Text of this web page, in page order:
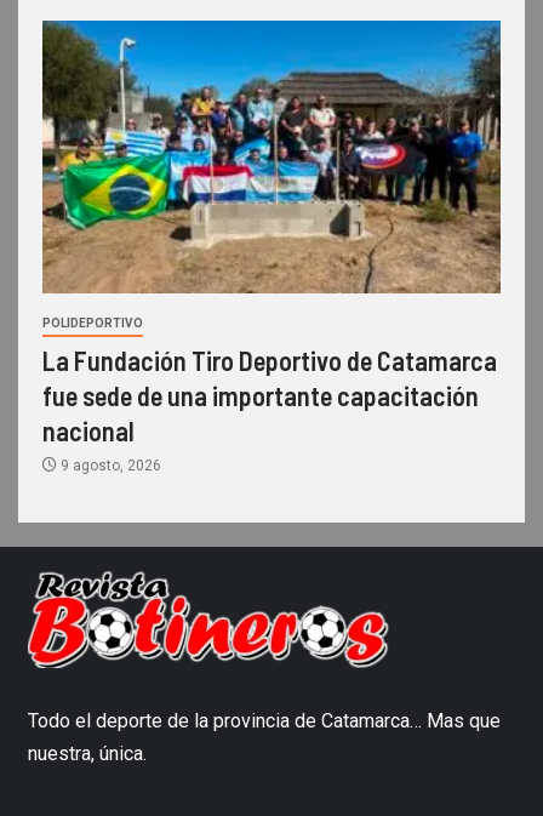
POLIDEPORTIVO
La Fundación Tiro Deportivo de Catamarca
fue sede de una importante capacitación
nacional
9 agosto, 2026
Todo el deporte de la provincia de Catamarca… Mas que
nuestra, única.